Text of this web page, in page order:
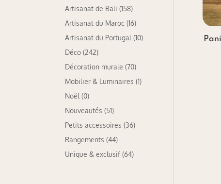
Artisanat de Bali (158)
Artisanat du Maroc (16)
Artisanat du Portugal (10)
Déco (242)
Décoration murale (70)
Mobilier & Luminaires (1)
Noël (0)
Nouveautés (51)
Petits accessoires (36)
Rangements (44)
Unique & exclusif (64)